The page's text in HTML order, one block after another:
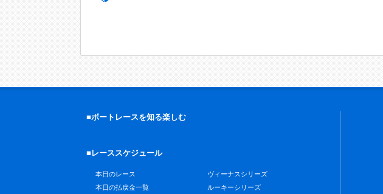
■ボートレースを知る楽しむ
■レーススケジュール
本日のレース
本日の払戻金一覧
ヴィーナスシリーズ
ルーキーシリーズ